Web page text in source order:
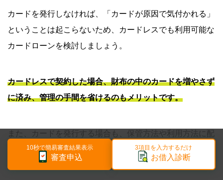
カードを発行しなければ、「カードが原因で気付かれる」
ということは起こらないため、カードレスでも利用可能な
カードローンを検討しましょう。
カードレスで契約した場合、財布の中のカードを増やさず
に済み、管理の手間を省けるのもメリットです。
また、カードを発行する場合も、保管方法や利用方法に配
慮することで周囲に知られるリスクを抑えることは可能で
審査申込
10秒で簡易審査結果表示
お借入診断
3項目を入力するだけ